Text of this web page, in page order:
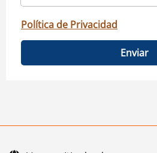
Política de Privacidad
Enviar